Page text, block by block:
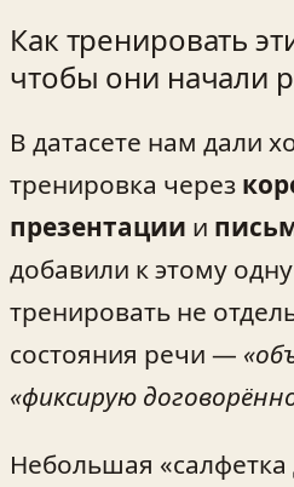
Как тренировать
чтобы они начали
В датасете нам дали
тренировка через
презентации и
добавили к этому
тренировать не
состояния речи —
«фиксирую
Небольшая